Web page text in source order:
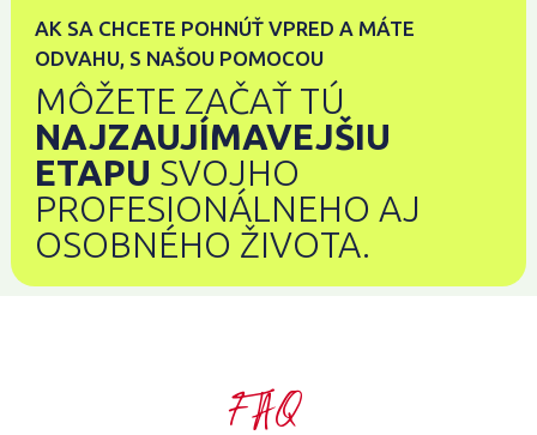
AK SA CHCETE POHNÚŤ VPRED A MÁTE
ODVAHU, S NAŠOU POMOCOU
MÔŽETE ZAČAŤ TÚ
NAJZAUJÍMAVEJŠIU
ETAPU SVOJHO
PROFESIONÁLNEHO AJ
OSOBNÉHO ŽIVOTA.
FAQ